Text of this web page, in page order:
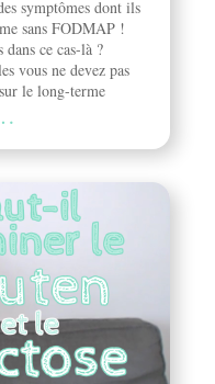
symptômes dont ils
sans FODMAP !
dans ce cas-là ?
vous ne devez pas
le long-terme